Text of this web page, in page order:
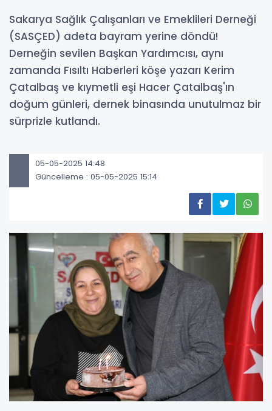
Sakarya Sağlık Çalışanları ve Emeklileri Derneği
(SASÇED) adeta bayram yerine döndü!
Derneğin sevilen Başkan Yardımcısı, aynı
zamanda Fısıltı Haberleri köşe yazarı Kerim
Çatalbaş ve kıymetli eşi Hacer Çatalbaş'ın
doğum günleri, dernek binasında unutulmaz bir
sürprizle kutlandı.
05-05-2025 14:48
Güncelleme : 05-05-2025 15:14